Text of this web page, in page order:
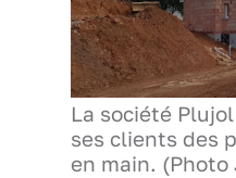
La société
ses clients des
en main. (Photo